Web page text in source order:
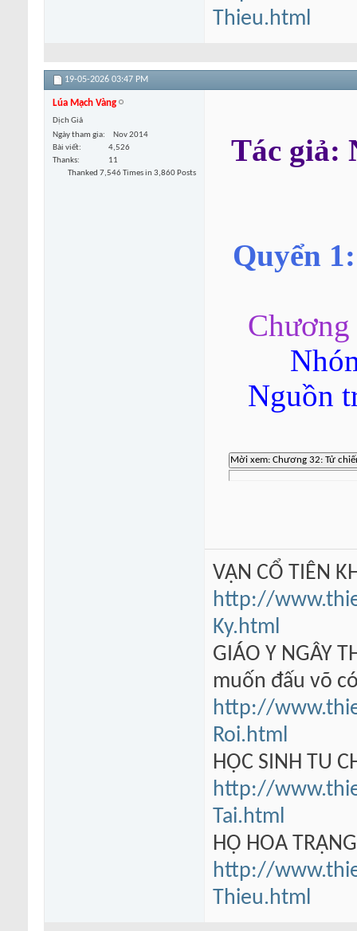
Thieu.html
19-05-2026 03:47 PM
Lúa Mạch Vàng
Dịch Giả
Ngày tham gia
Nov 2014
Bài viết
4,526
Thanks
11
Thanked 7,546 Times in 3,860 Posts
Tác giả:
Quyển
Nguồn
VẠN CỔ TIÊN
http://
Ky.html
GIÁO Y NGÂY
muốn đấu võ
http://
Roi.html
HỌC SINH TU
http://
Tai.html
HỘ HOA
http://
Thieu.html